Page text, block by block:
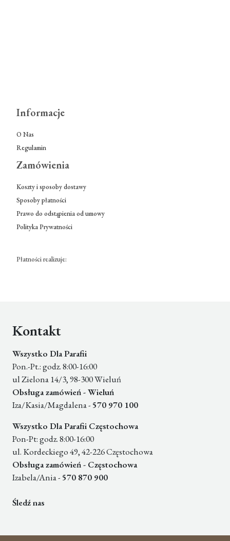
Informacje
O Nas
Regulamin
Zamówienia
Koszty i sposoby dostawy
Sposoby płatności
Prawo do odstąpienia od umowy
Polityka Prywatności
Płatności realizuje:
Kontakt
Wszystko Dla Parafii
Pon.-Pt.: godz. 8:00-16:00
ul Zielona 14/3, 98-300 Wieluń
Obsługa zamówień - Wieluń
Iza/Kasia/Magdalena - 570 970 100
Wszystko Dla Parafii Częstochowa
Pon-Pt: godz. 8:00-16:00
ul. Kordeckiego 49, 42-226 Częstochowa
Obsługa zamówień - Częstochowa
Izabela/Ania - 570 870 900
Śledź nas